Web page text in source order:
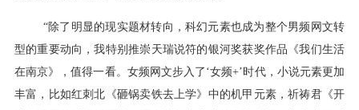
“除了明显的现实题材转向，科幻元素也成为整个男频网文转
型的重要动向，我特别推崇天瑞说符的银河奖获奖作品《我们生活
在南京》，值得一看。女频网文步入了‘女频+’时代，小说元素更加
丰富，比如红刺北《砸锅卖铁去上学》中的机甲元素，祈祷君《开